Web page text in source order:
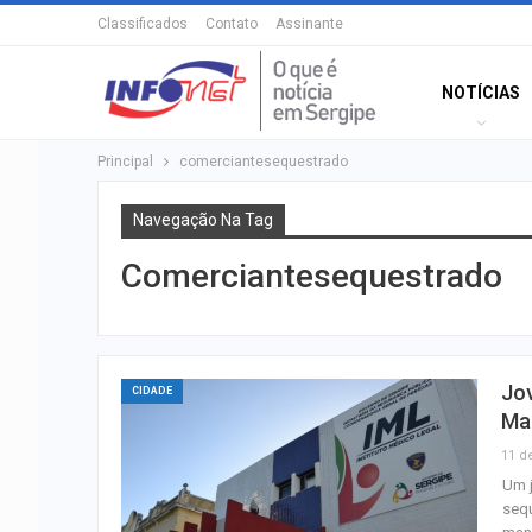
Classificados Contato Assinante
NOTÍCIAS
Principal comerciantesequestrado
Navegação Na Tag
Comerciantesequestrado
CIDADE
11
Um